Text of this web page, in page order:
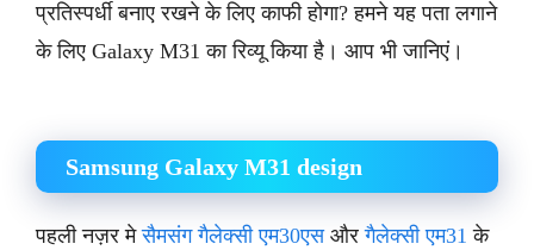
प्रतिस्पर्धी बनाए रखने के लिए काफी होगा? हमने यह पता लगाने
के लिए Galaxy M31 का रिव्यू किया है। आप भी जानिएं।
Samsung Galaxy M31 design
पहली नज़र मेसैमसंग गैलेक्सी एम30एसऔरगैलेक्सी एम31 के